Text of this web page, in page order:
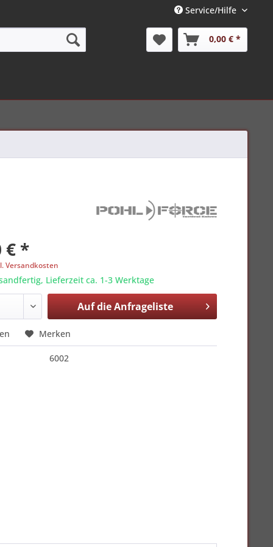
Service/Hilfe
0,00 € *
€ *
Versandkosten
Lieferzeit ca. 1-3 Werktage
Auf dieAnfrageliste
Merken
6002